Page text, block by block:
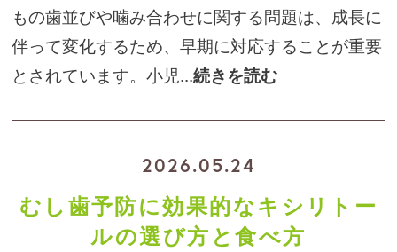
もの歯並びや噛み合わせに関する問題は、成長に
伴って変化するため、早期に対応することが重要
とされています。小児...続きを読む
2026.05.24
むし歯予防に効果的なキシリトー
ルの選び方と食べ方